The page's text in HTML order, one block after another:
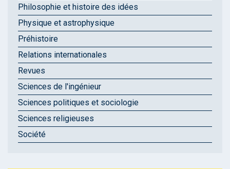
Philosophie et histoire des idées
Physique et astrophysique
Préhistoire
Relations internationales
Revues
Sciences de l'ingénieur
Sciences politiques et sociologie
Sciences religieuses
Société